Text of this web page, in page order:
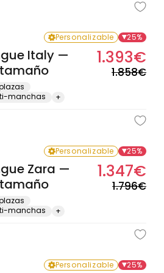
Personalizable 25%
Italy —
manchas +
1.858€de
1.393€
Personalizable 25%
Zara —
manchas +
1.796€de
1.347€
Personalizable 25%